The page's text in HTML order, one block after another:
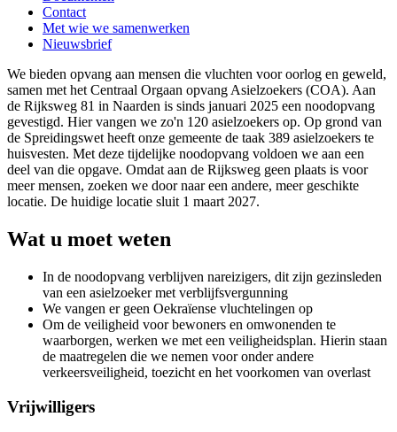
Contact
Met wie we samenwerken
Nieuwsbrief
We bieden opvang aan mensen die vluchten voor oorlog en geweld,
samen met het Centraal Orgaan opvang Asielzoekers (COA). Aan
de Rijksweg 81 in Naarden is sinds januari 2025 een noodopvang
gevestigd. Hier vangen we zo'n 120 asielzoekers op. Op grond van
de Spreidingswet heeft onze gemeente de taak 389 asielzoekers te
huisvesten. Met deze tijdelijke noodopvang voldoen we aan een
deel van die opgave. Omdat aan de Rijksweg geen plaats is voor
meer mensen, zoeken we door naar een andere, meer geschikte
locatie. De huidige locatie sluit 1 maart 2027.
Wat u moet weten
In de noodopvang verblijven nareizigers, dit zijn gezinsleden
van een asielzoeker met verblijfsvergunning
We vangen er geen Oekraïense vluchtelingen op
Om de veiligheid voor bewoners en omwonenden te
waarborgen, werken we met een veiligheidsplan. Hierin staan
de maatregelen die we nemen voor onder andere
verkeersveiligheid, toezicht en het voorkomen van overlast
Vrijwilligers